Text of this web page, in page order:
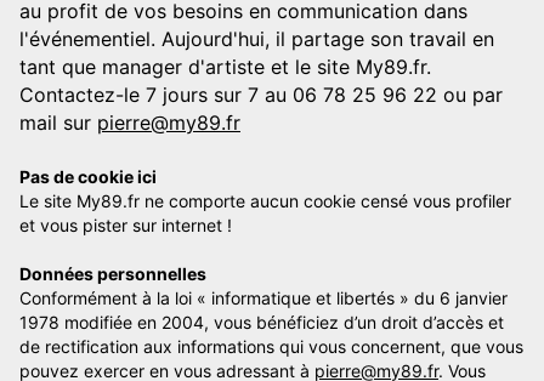
au profit de vos besoins en communication dans
l'événementiel. Aujourd'hui, il partage son travail en
tant que manager d'artiste et le site My89.fr.
Contactez-le 7 jours sur 7 au 06 78 25 96 22 ou par
mail sur pierre@my89.fr
Pas de cookie ici
Le site My89.fr ne comporte aucun cookie censé vous profiler
et vous pister sur internet !
Données personnelles
Conformément à la loi « informatique et libertés » du 6 janvier
1978 modifiée en 2004, vous bénéficiez d’un droit d’accès et
de rectification aux informations qui vous concernent, que vous
pouvez exercer en vous adressant à pierre@my89.fr. Vous